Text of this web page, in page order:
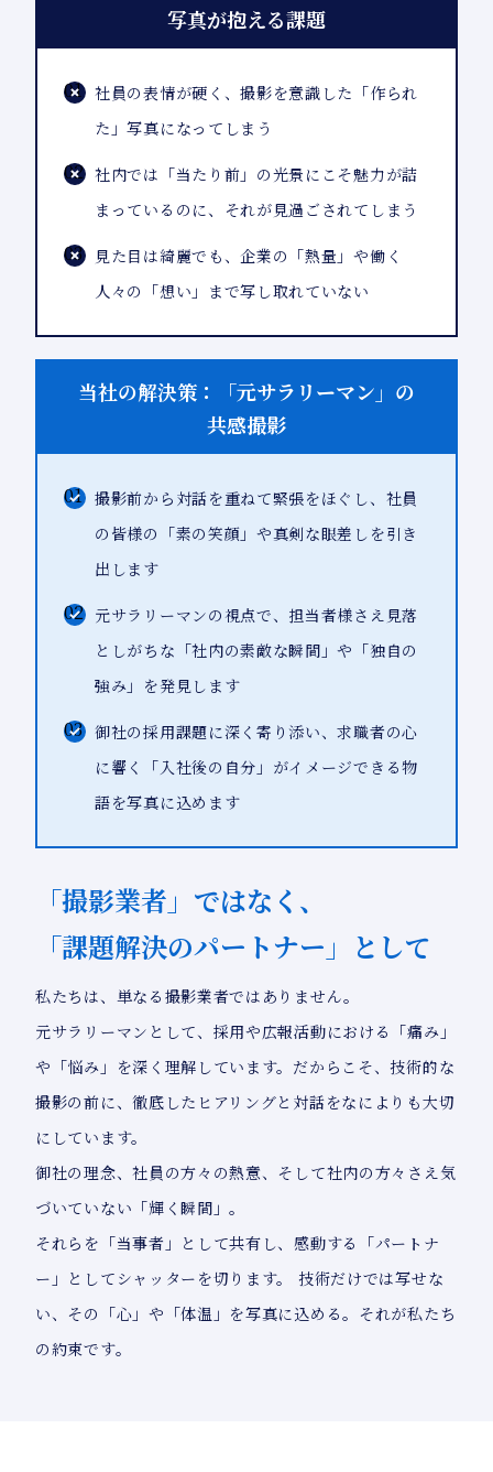
写真が抱える課題
01 社員の表情が硬く、撮影を意識した「作られ
た」写真になってしまう
02 社内では「当たり前」の光景にこそ魅力が詰
まっているのに、それが見過ごされてしまう
03
見た目は綺麗でも、企業の「熱量」や働く
人々の「想い」まで写し取れていない
当社の解決策：「元サラリーマン」の
共感撮影
01 撮影前から対話を重ねて緊張をほぐし、社員
の皆様の「素の笑顔」や真剣な眼差しを引き
出します
02 元サラリーマンの視点で、担当者様さえ見落
としがちな「社内の素敵な瞬間」や「独自の
強み」を発見します
03 御社の採用課題に深く寄り添い、求職者の心
に響く「入社後の自分」がイメージできる物
語を写真に込めます
「撮影業者」ではなく、
「課題解決のパートナー」として
私たちは、単なる撮影業者ではありません。
元サラリーマンとして、採用や広報活動における「痛み」
や「悩み」を深く理解しています。だからこそ、技術的な
撮影の前に、徹底したヒアリングと対話をなによりも大切
にしています。
御社の理念、社員の方々の熱意、そして社内の方々さえ気
づいていない「輝く瞬間」。
それらを「当事者」として共有し、感動する「パートナ
ー」としてシャッターを切ります。 技術だけでは写せな
い、その「心」や「体温」を写真に込める。それが私たち
の約束です。